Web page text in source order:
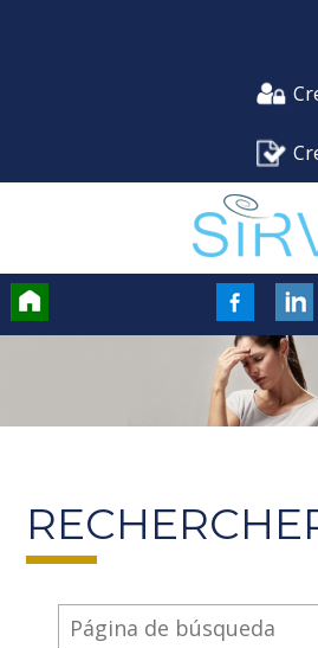
FaceBook